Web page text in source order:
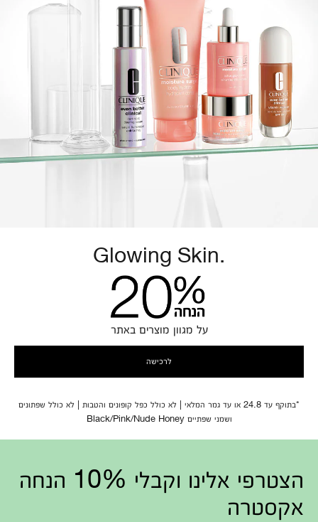
Glowing Skin.
על מגוון מוצרים באתר
לרכישה
*בתוקף עד 24.8 או עד גמר המלאי | לא כולל כפל קופונים והטבות | לא כולל שפתונים
ושמני שפתיים Black/Pink/Nude Honey
הצטרפי אלינו וקבלי 10% הנחה
אקסטרה